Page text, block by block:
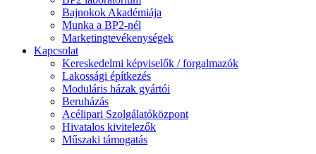
Bajnokok Akadémiája
Munka a BP2-nél
Marketingtevékenységek
Kapcsolat
Kereskedelmi képviselők / forgalmazók
Lakossági építkezés
Moduláris házak gyártói
Beruházás
Acélipari Szolgálatóközpont
Hivatalos kivitelezők
Műszaki támogatás